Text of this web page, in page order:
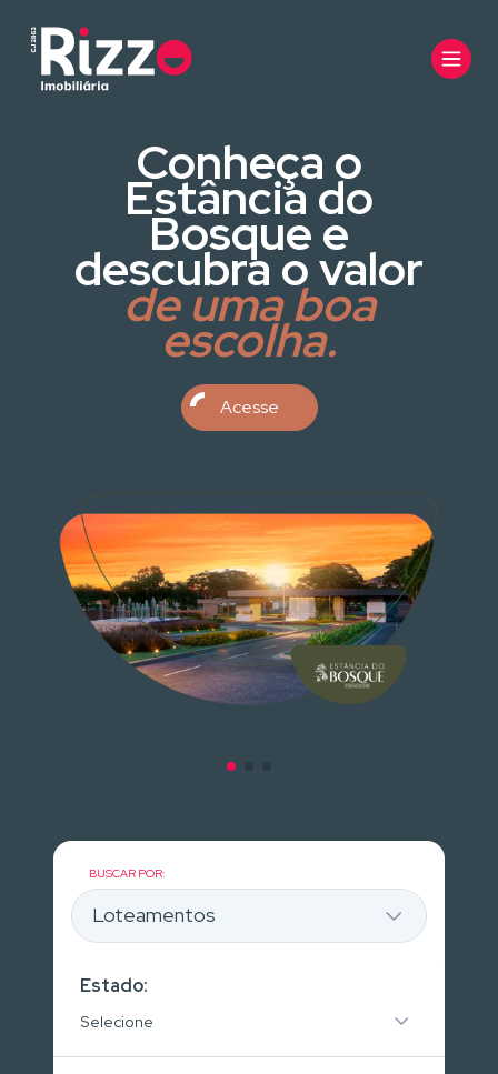
Conheça o
Estância do
Bosque e
descubra o valor
de uma boa
escolha.
Acesse
BUSCAR POR:
Estado:
Selecione